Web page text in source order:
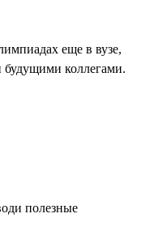
еще в вузе,
будущими коллегами.
полезные